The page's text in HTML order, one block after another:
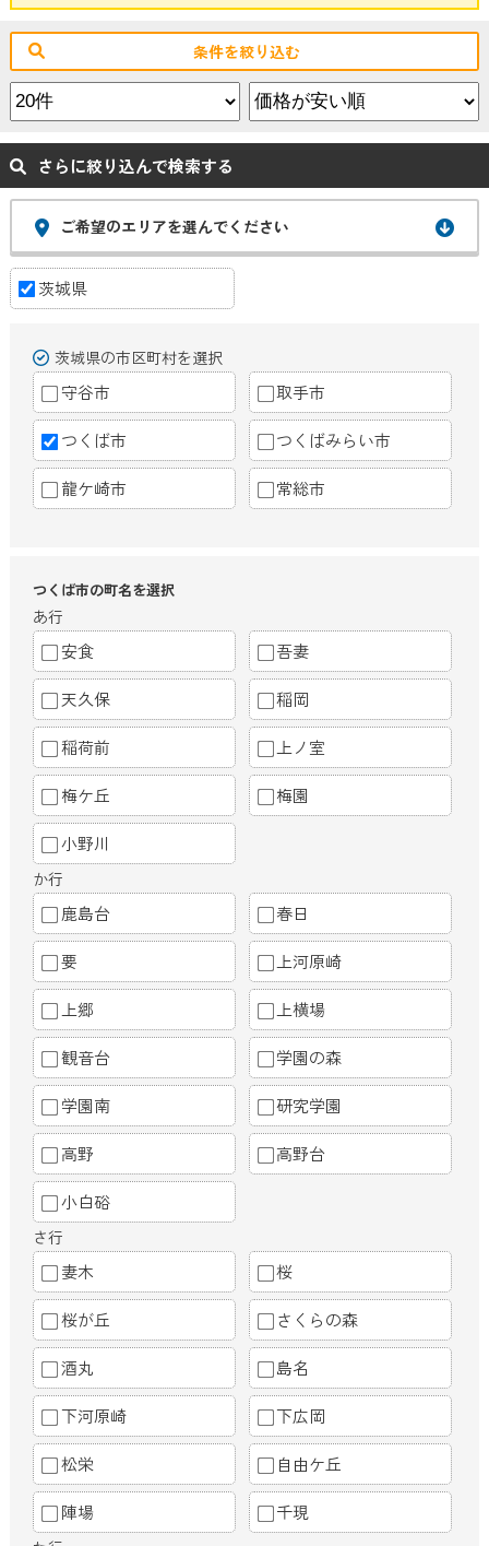
条件を絞り込む
さらに絞り込んで検索する
ご希望のエリアを選んでください
茨城県
茨城県の市区町村を選択
守谷市 取手市
つくば市 つくばみらい市
龍ケ崎市 常総市
つくば市の町名を選択
あ行
安食 吾妻
天久保 稲岡
稲荷前 上ノ室
梅ケ丘 梅園
小野川
か行
鹿島台 春日
要 上河原崎
上郷 上横場
観音台 学園の森
学園南 研究学園
高野 高野台
小白硲
さ行
妻木 桜
桜が丘 さくらの森
酒丸 島名
下河原崎 下広岡
松栄 自由ケ丘
陣場 千現